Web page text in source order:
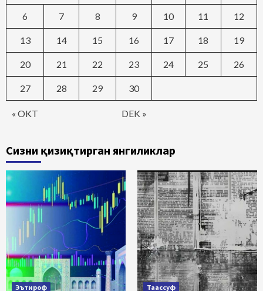
« OKT DEK »
6 7 8 9 10 11 12
13 14 15 16 17 18 19
20 21 22 23 24 25 26
27 28 29 30
Сизни қизиқтирган янгиликлар
Эътироф Таассуф